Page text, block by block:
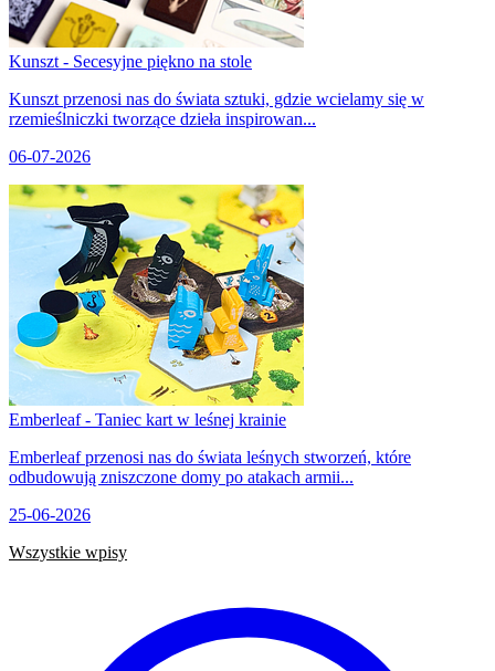
Kunszt - Secesyjne piękno na stole
Kunszt przenosi nas do świata sztuki, gdzie wcielamy się w
rzemieślniczki tworzące dzieła inspirowan...
06-07-2026
Emberleaf - Taniec kart w leśnej krainie
Emberleaf przenosi nas do świata leśnych stworzeń, które
odbudowują zniszczone domy po atakach armii...
25-06-2026
Wszystkie wpisy